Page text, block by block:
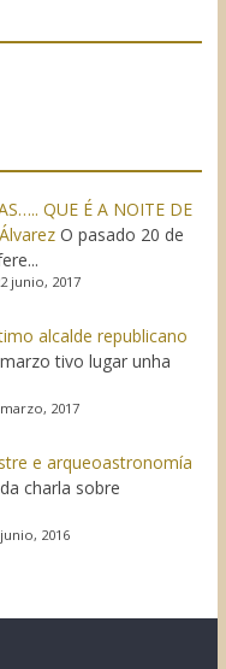
QUE É A NOITE DE
O pasado 20 de
junio, 2017
alcalde republicano
tivo lugar unha
2017
e arqueoastronomía
charla sobre
2016